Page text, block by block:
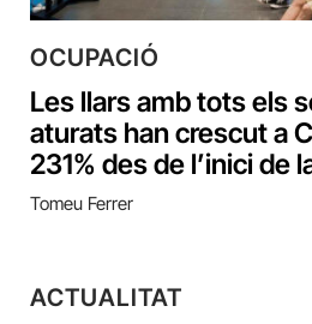
OCUPACIÓ
Les llars amb tots els
aturats han crescut a
231% des de l’inici de
Tomeu Ferrer
ACTUALITAT